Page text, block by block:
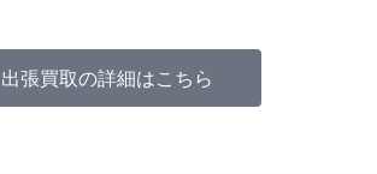
出張買取の詳細はこちら